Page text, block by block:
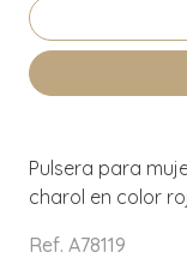
Pulsera para
charol en color
Ref. A78119